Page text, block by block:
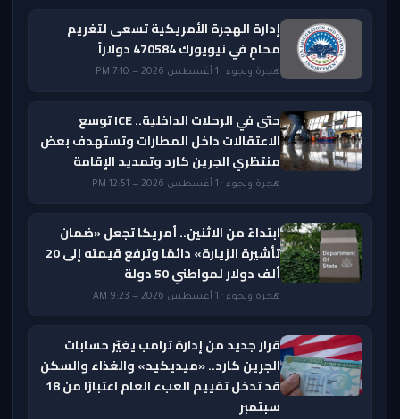
إدارة الهجرة الأمريكية تسعى لتغريم
محامٍ في نيويورك 470584 دولاراً
هجرة ولجوء · 1 أغسطس 2026 — 7:10 PM
حتى في الرحلات الداخلية.. ICE توسع
الاعتقالات داخل المطارات وتستهدف بعض
منتظري الجرين كارد وتمديد الإقامة
هجرة ولجوء · 1 أغسطس 2026 — 12:51 PM
ابتداءً من الاثنين.. أمريكا تجعل «ضمان
تأشيرة الزيارة» دائمًا وترفع قيمته إلى 20
ألف دولار لمواطني 50 دولة
هجرة ولجوء · 1 أغسطس 2026 — 9:23 AM
قرار جديد من إدارة ترامب يغيّر حسابات
الجرين كارد.. «ميديكيد» والغذاء والسكن
قد تدخل تقييم العبء العام اعتبارًا من 18
سبتمبر